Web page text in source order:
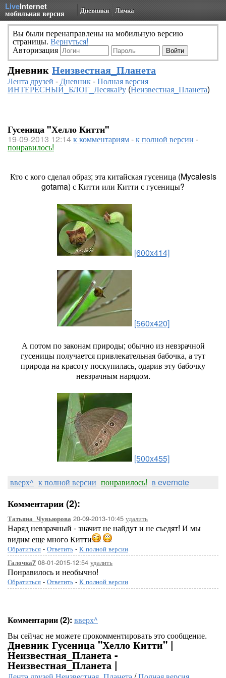
LiveInternet
мобильная версия Дневники Личка
Вы были перенаправлены на мобильную версию
страницы. Вернуться!
Авторизация
Дневник Неизвестная_Планета
Лента друзей -Дневник-Полная версия
ИНТЕРЕСНЫЙ_БЛОГ_ЛесякаРу(Неизвестная_Планета)
Гусеница "Хелло Китти"
19-09-2013 12:14к комментариям-к полной версии -
понравилось!
Кто с кого сделал образ; эта китайская гусеница (Mycalesis
gotama) с Китти или Китти с гусеницы?
[600x414]
[560x420]
А потом по законам природы; обычно из невзрачной
гусеницы получается привлекательная бабочка, а тут
природа на красоту поскупилась, одарив эту бабочку
невзрачным нарядом.
[500x455]
вверх^ к полной версии понравилось! в evernote
Комментарии (2):
Татьяна_Чувьюрова 20-09-2013-10:45 удалить
Наряд невзрачный - значит не найдут и не съедят! И мы
видим еще много Китти
Обратиться - Ответить - К полной версии
Галочка7 08-01-2015-12:54 удалить
Понравилось и необычно!
Обратиться - Ответить - К полной версии
Комментарии (2): вверх^
Вы сейчас не можете прокомментировать это сообщение.
Дневник Гусеница "Хелло Китти" |
Неизвестная_Планета -
Неизвестная_Планета |